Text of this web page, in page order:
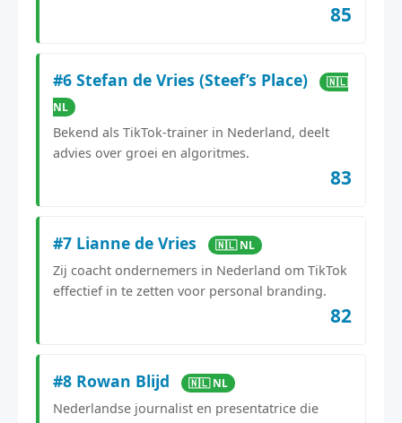
85
#6 Stefan de Vries (Steef’s Place)
🇳🇱
NL
Bekend als TikTok-trainer in Nederland, deelt
advies over groei en algoritmes.
83
#7 Lianne de Vries 🇳🇱 NL
Zij coacht ondernemers in Nederland om TikTok
effectief in te zetten voor personal branding.
82
#8 Rowan Blijd 🇳🇱 NL
Nederlandse journalist en presentatrice die